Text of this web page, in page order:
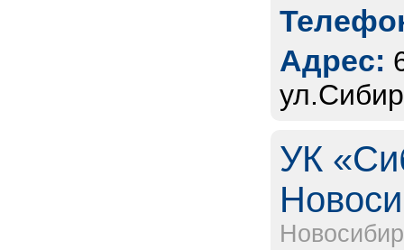
Адрес:
УК